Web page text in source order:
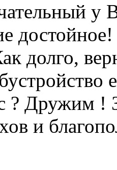
у
долго,
? Дружим !
и